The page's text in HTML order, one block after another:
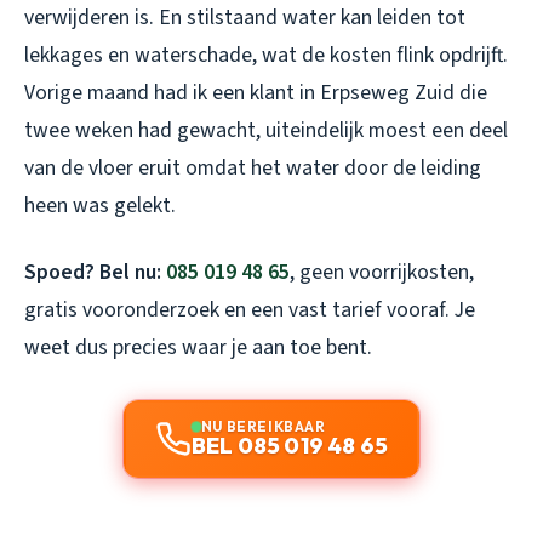
verwijderen is. En stilstaand water kan leiden tot
lekkages en waterschade, wat de kosten flink opdrijft.
Vorige maand had ik een klant in Erpseweg Zuid die
twee weken had gewacht, uiteindelijk moest een deel
van de vloer eruit omdat het water door de leiding
heen was gelekt.
Spoed? Bel nu: 085 019 48 65, geen voorrijkosten,
gratis vooronderzoek en een vast tarief vooraf. Je
weet dus precies waar je aan toe bent.
NU BEREIKBAAR
BEL 085 019 48 65